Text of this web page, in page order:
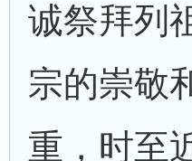
诚祭拜列
宗的崇敬
重，时至